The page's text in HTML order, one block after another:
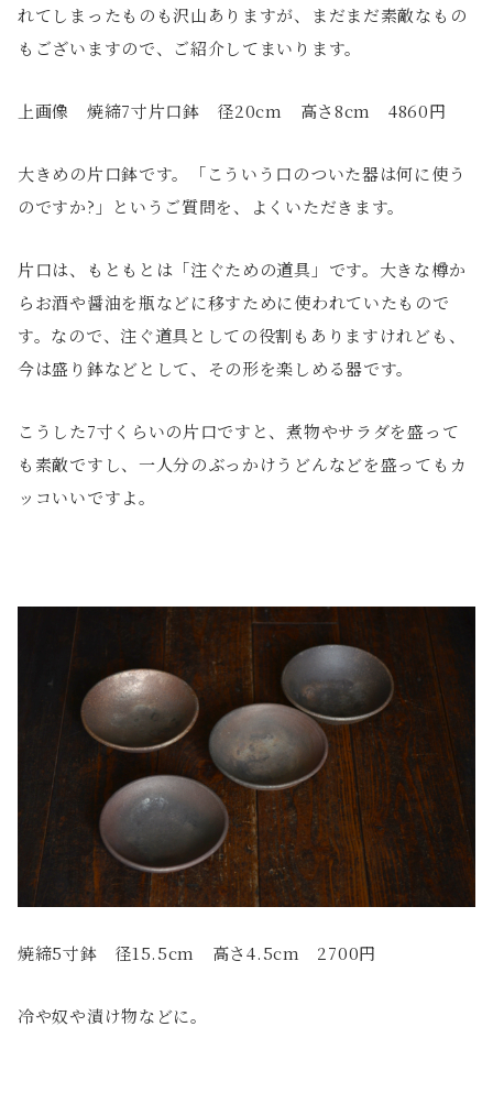
れてしまったものも沢山ありますが、まだまだ素敵なもの
もございますので、ご紹介してまいります。
上画像 焼締7寸片口鉢 径20cm 高さ8cm 4860円
大きめの片口鉢です。「こういう口のついた器は何に使う
のですか?」というご質問を、よくいただきます。
片口は、もともとは「注ぐための道具」です。大きな樽か
らお酒や醤油を瓶などに移すために使われていたもので
す。なので、注ぐ道具としての役割もありますけれども、
今は盛り鉢などとして、その形を楽しめる器です。
こうした7寸くらいの片口ですと、煮物やサラダを盛って
も素敵ですし、一人分のぶっかけうどんなどを盛ってもカ
ッコいいですよ。
焼締5寸鉢 径15.5cm 高さ4.5cm 2700円
冷や奴や漬け物などに。